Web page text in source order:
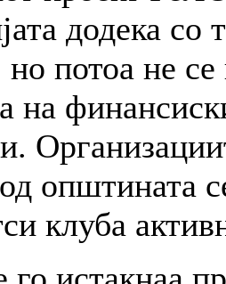
додека со
потоа не се
на
од општината
клуба